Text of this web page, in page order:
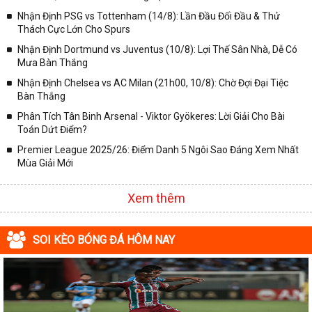
✓ VĐQG Đức;
✓ VĐQG Pháp;
✓ Liên Đoàn Anh;
✓ U23 Châu Á;
✓ Euro 2020;
✓ VLWC KV Châu Á;
✓ Các giải đấu bóng đá khác.
Vì vậy, đồng hành cùng với chuyên trang
sẽ không bỏ lỡ bất kỳ trận đấu bóng đá nào, đặc biệt là những trận
bóng siêu kinh điển tại các giải bóng đá lớn nhất trên Thế giới. Tại
đây, mọi người sẽ có thể khai thác thêm được rất nhiều những
thông tin liên quan đến trận đấu bóng đá sắp diễn ra như:
Nhận Định PSG vs Tottenham (14/8): Lần Đầu Đối Đầu & Thử
Thách Cực Lớn Cho Spurs
Nhận Định Dortmund vs Juventus (10/8): Lợi Thế Sân Nhà, Dễ Có
Mưa Bàn Thắng
Nhận Định Chelsea vs AC Milan (21h00, 10/8): Chờ Đợi Đại Tiệc
Bàn Thắng
Phân Tích Tân Binh Arsenal - Viktor Gyökeres: Lời Giải Cho Bài
Toán Dứt Điểm?
Premier League 2025/26: Điểm Danh 5 Ngôi Sao Đáng Xem Nhất
Mùa Giải Mới
Xem thêm
SOI KÈO BÓNG ĐÁ HÔM NAY